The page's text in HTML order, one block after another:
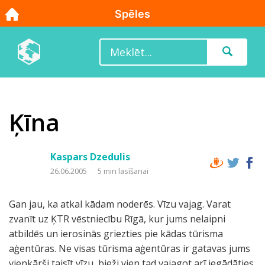
Ķīna
Kaspars Dzedulis
26.06.2005 5 min lasīšanai
Gan jau, ka atkal kādam noderēs. Vīzu vajag. Varat
zvanīt uz ĶTR vēstniecību Rīgā, kur jums nelaipni
atbildēs un ierosinās griezties pie kādas tūrisma
aģentūras. Ne visas tūrisma aģentūras ir gatavas jums